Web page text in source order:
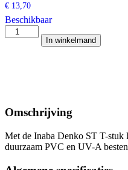
€ 13,70
Beschikbaar
Inaba
Denko
aantal
In winkelmand
Omschrijving
Met de Inaba Denko ST T-stuk
duurzaam PVC en UV-A